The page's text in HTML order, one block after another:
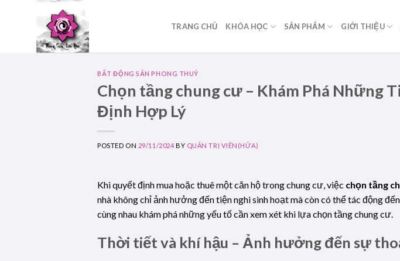
TRANG CHỦ KHÓA HỌC SẢN PHẨM GIỚI THIỆU
BẤT ĐỘNG SẢN PHONG THUỶ
Chọn tầng chung cư – Khám Phá Những
Định Hợp Lý
POSTED ON 29/11/2024 BY QUẢN TRỊ VIÊN(HỨA)
Khi quyết định mua hoặc thuê một căn hộ trong chung cư, việc chọn tầng
nhà không chỉ ảnh hưởng đến tiện nghi sinh hoạt mà còn có thể tác động
cùng nhau khám phá những yếu tố cần xem xét khi lựa chọn tầng chung cư.
Thời tiết và khí hậu – Ảnh hưởng đến sự